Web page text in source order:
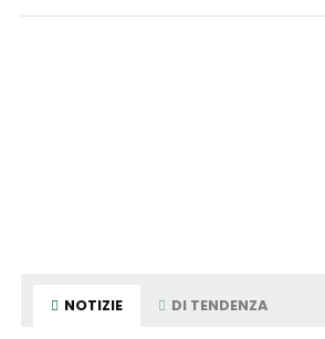
NOTIZIE DI TENDENZA